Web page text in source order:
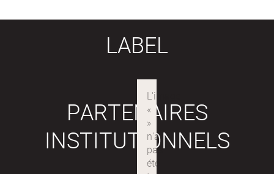
LABEL
PARTENAIRES
INSTITUTIONNELS